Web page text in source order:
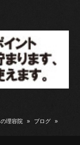
理容院 » ブログ
»